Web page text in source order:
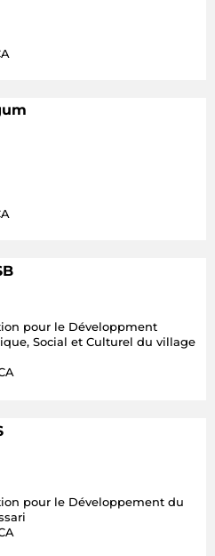
pour le Développment
Social et Culturel du village
pour le Développement du